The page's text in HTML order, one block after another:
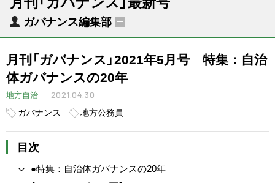
ガバナンス編集部
月刊「ガバナンス」2021年5月号 特集：自治
体ガバナンスの20年
地方自治
2021.04.30
ガバナンス
地方公務員
目次
●特集：自治体ガバナンスの20年